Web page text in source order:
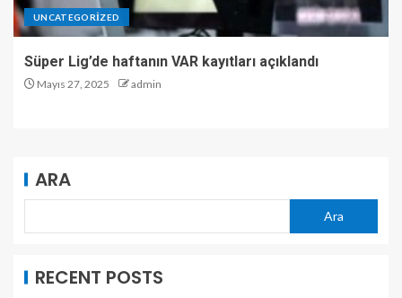
UNCATEGORIZED
Süper Lig’de haftanın VAR kayıtları açıklandı
Mayıs 27, 2025 admin
ARA
Ara
RECENT POSTS